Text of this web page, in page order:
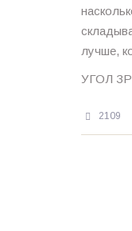
лучше,
УГОЛ
2109